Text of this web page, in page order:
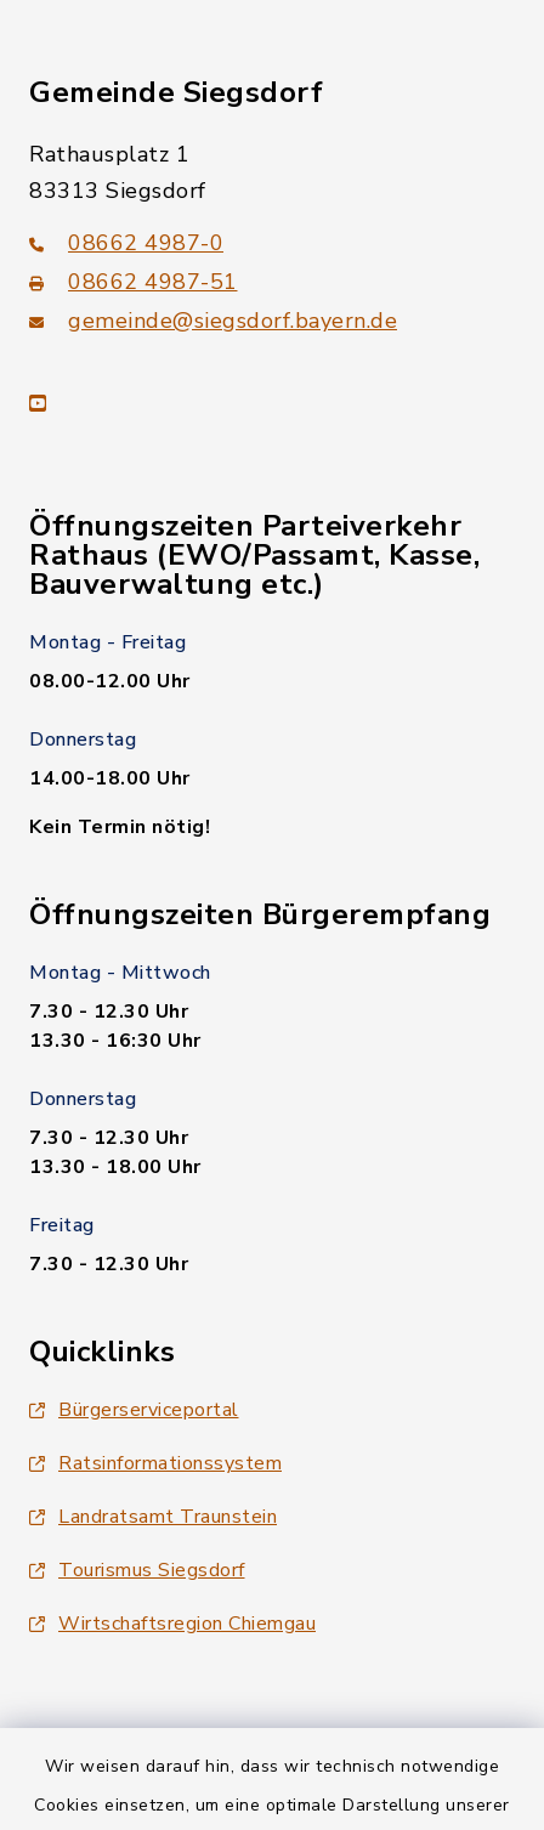
Wir weisen darauf hin, dass wir technisch notwendige
Cookies einsetzen, um eine optimale Darstellung unserer
Gemeinde Siegsdorf
Rathausplatz 1
83313 Siegsdorf
08662 4987-0
08662 4987-51
gemeinde@siegsdorf.bayern.de
youtube
Öffnungszeiten Parteiverkehr
Rathaus (EWO/Passamt, Kasse,
Bauverwaltung etc.)
Montag - Freitag
08.00-12.00 Uhr
Donnerstag
14.00-18.00 Uhr
Kein Termin nötig!
Öffnungszeiten Bürgerempfang
Montag - Mittwoch
7.30 - 12.30 Uhr
13.30 - 16:30 Uhr
Donnerstag
7.30 - 12.30 Uhr
13.30 - 18.00 Uhr
Freitag
7.30 - 12.30 Uhr
Quicklinks
Bürgerserviceportal
Ratsinformationssystem
Landratsamt Traunstein
Tourismus Siegsdorf
Wirtschaftsregion Chiemgau
Kontakt